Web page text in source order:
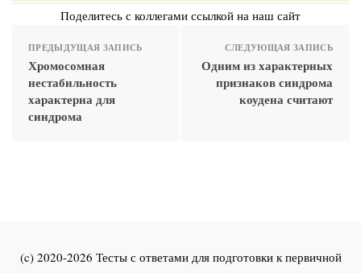
Поделитесь с коллегами ссылкой на наш сайт
ПРЕДЫДУЩАЯ ЗАПИСЬ
Хромосомная
нестабильность
характерна для
синдрома
СЛЕДУЮЩАЯ ЗАПИСЬ
Одним из характерных
признаков синдрома
коудена считают
(c) 2020-2026 Тесты с ответами для подготовки к первичной